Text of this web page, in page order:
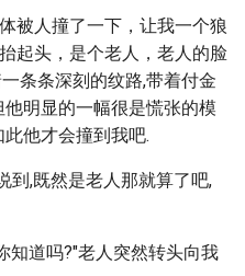
被人撞了一下，让我一个狼
起头，是个老人，老人的脸
条条深刻的纹路,带着付金
明显的一幅很是慌张的模
他才会撞到我吧.
到,既然是老人那就算了吧,
知道吗?"老人突然转头向我